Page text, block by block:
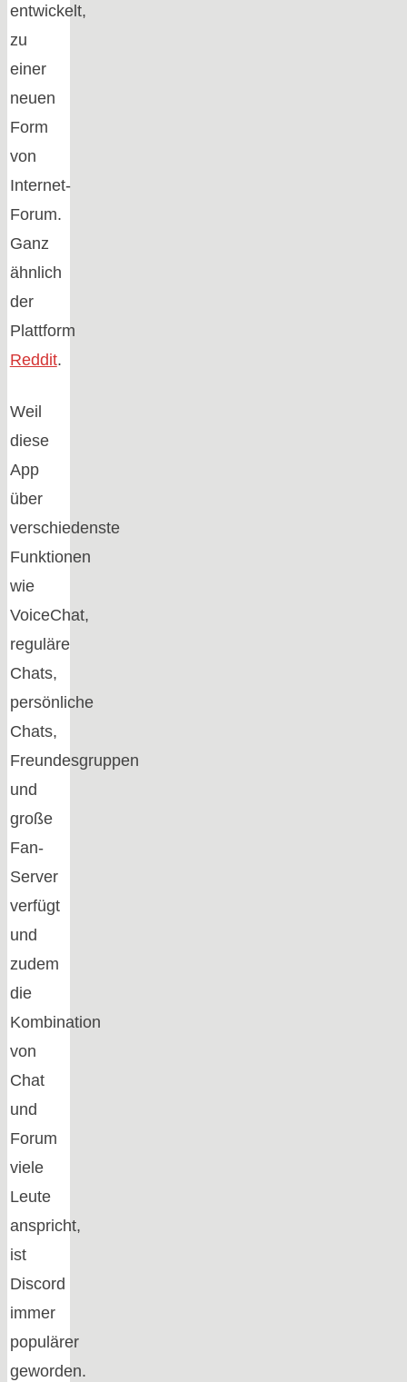
entwickelt,
zu
einer
neuen
Form
von
Internet-
Forum.
Ganz
ähnlich
der
Plattform
Reddit.
Weil
diese
App
über
verschiedenste
Funktionen
wie
VoiceChat,
reguläre
Chats,
persönliche
Chats,
Freundesgruppen
und
große
Fan-
Server
verfügt
und
zudem
die
Kombination
von
Chat
und
Forum
viele
Leute
anspricht,
ist
Discord
immer
populärer
geworden.